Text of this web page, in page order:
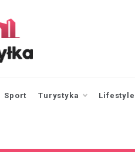
Sport Turystyka Lifestyle